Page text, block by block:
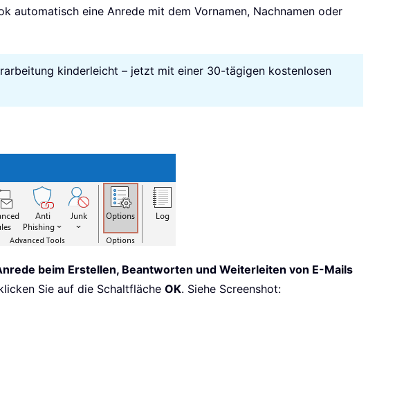
automatisch eine Anrede mit dem Vornamen, Nachnamen oder
kinderleicht – jetzt mit einer 30-tägigen kostenlosen
beim Erstellen, Beantworten und Weiterleiten von E-Mails
Sie auf die Schaltfläche OK. Siehe Screenshot: